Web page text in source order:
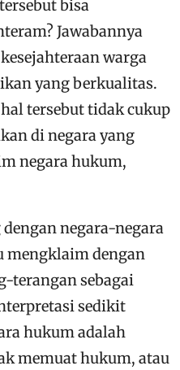
bisa
Jawabannya
warga
yang berkualitas.
tersebut tidak cukup
di negara yang
negara hukum,
negara-negara
mengklaim dengan
terangan sebagai
sedikit
hukum adalah
memuat hukum, atau